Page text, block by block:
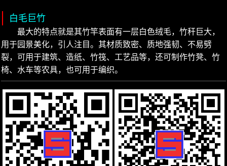
白毛巨竹
最大的特点就是其竹竿表面有一层白色绒毛，竹秆巨大，
用于园景美化，引人注目。其材质致密、质地强韧、不易劈
裂，可用于建筑、造纸、竹筏、工艺品等，还可制作竹凳、竹
椅、水车等农具，也可用于编织。